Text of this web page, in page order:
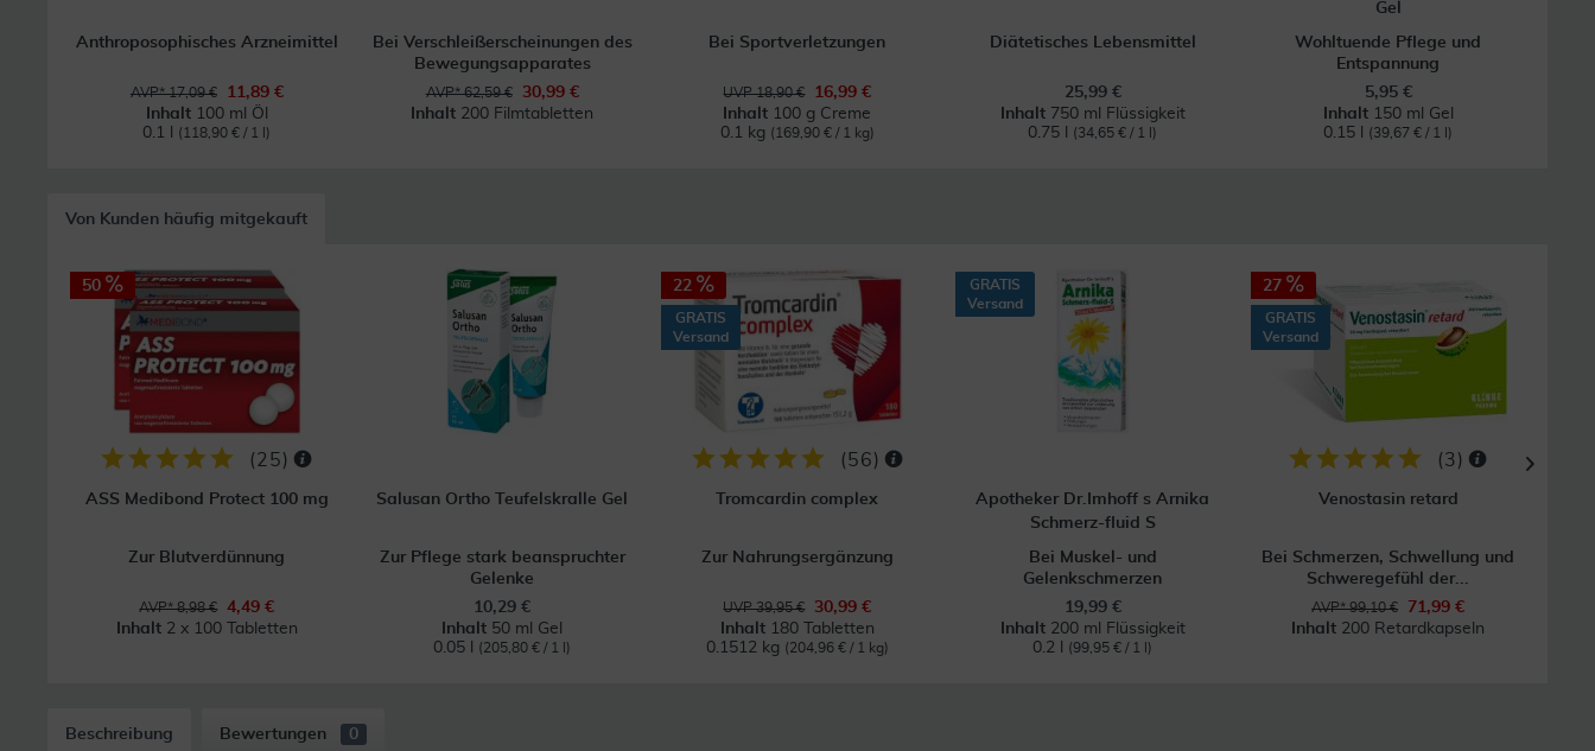
Anthroposophisches Arzneimittel
AVP* 17,09 €
11,89 €
Inhalt 100 ml Öl
0.1 l
(118,90 € / 1 l)
Bei Verschleißerscheinungen des
Bewegungsapparates
AVP* 62,59 €
30,99 €
Inhalt 200 Filmtabletten
Bei Sportverletzungen
UVP 18,90 €
16,99 €
Inhalt 100 g Creme
0.1 kg (169,90 € / 1 kg)
Diätetisches Lebensmittel
25,99 €
Inhalt 750 ml Flüssigkeit
0.75 l
(34,65 € / 1 l)
Gel
Wohltuende Pflege und
Entspannung
5,95 €
Inhalt 150 ml Gel
0.15 l
(39,67 € / 1 l)
Von Kunden häufig mitgekauft
50
(25)
ASS Medibond Protect 100 mg
Zur Blutverdünnung
AVP* 8,98 €
4,49 €
Inhalt 2 x 100 Tabletten
Salusan Ortho Teufelskralle Gel
Zur Pflege stark beanspruchter
Gelenke
10,29 €
Inhalt 50 ml Gel
0.05 l
(205,80 € / 1 l)
22
GRATIS
Versand
(56)
Tromcardin complex
Zur Nahrungsergänzung
UVP 39,95 €
30,99 €
Inhalt 180 Tabletten
0.1512 kg (204,96 € / 1 kg)
GRATIS
Versand
Apotheker Dr.Imhoff s Arnika
Schmerz-fluid S
Bei Muskel- und
Gelenkschmerzen
19,99 €
Inhalt 200 ml Flüssigkeit
0.2 l
(99,95 € / 1 l)
27
GRATIS
Versand
(3)
Venostasin retard
Bei Schmerzen, Schwellung und
Schweregefühl der...
AVP* 99,10 €
71,99 €
Inhalt 200 Retardkapseln
Beschreibung Bewertungen 0